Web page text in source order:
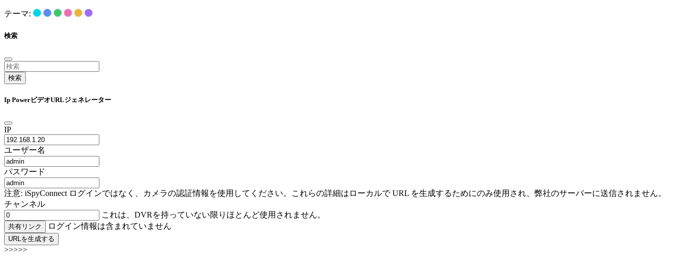
テーマ:
検索
検索
Ip PowerビデオURLジェネレーター
IP
ユーザー名
パスワード
注意: iSpyConnect ログインではなく、カメラの認証情報を使用してください。これらの詳細はローカルで URL を生成するためにのみ使用され、弊社のサーバーに送信されません。
チャンネル
これは、DVRを持っていない限りほとんど使用されません。
共有リンク ログイン情報は含まれていません
URLを生成する
>>>>>